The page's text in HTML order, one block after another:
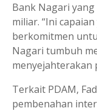
Bank Nagari
miliar. “Ini
berkomitmen
Nagari tumbuh
menyejahterakan
Terkait PDAM,
pembenahan